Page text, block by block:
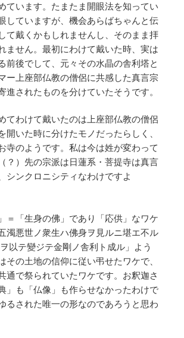
ています。たまたま開眼法を知ってい
していますが、機会あらばちゃんと伝
て戴くかもしれませんし、そのまま拝
ません。最初にわけて戴いた時、実は
前後でして、元々その水晶の舎利塔と
ー上座部仏教の僧侶に共感した真言宗
進されたものを分けていたそうです。
てわけて戴いたのは 上座部仏教の僧侶
開いた時に分けたモノだったらしく、
寺のようです。私は今は姓が変わって
？）先の宗派は日蓮系・菩提寺は真言
シンクロニシティなわけですよ
＝「生身の佛」であり「応供」なワケ
濁悪世ノ衆生ハ佛身ヲ見ルニ堪エ不ル
以テ變ジテ金剛ノ舎利ト成ル」よう
その土地の信仰に従い弔せたワケで、
通で祭られていたワケです。お釈迦さ
」も「仏像」も作らせなかったわけで
るされた唯一の形なのであろうと思わ